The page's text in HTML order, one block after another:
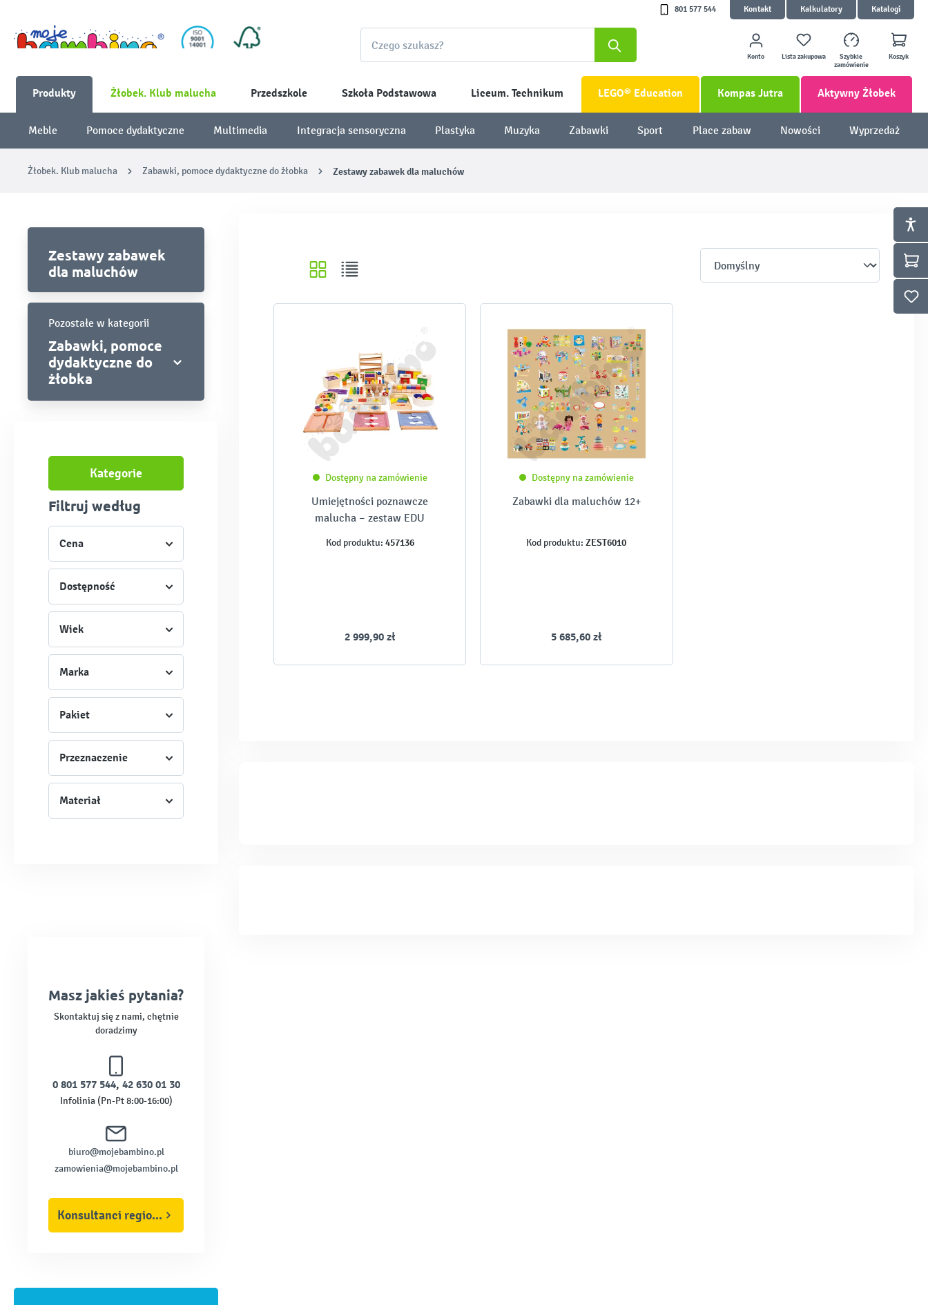
801 577 544 Kontakt Kalkulatory Katalogi
Konto Lista zakupowa
Szybkie
zamówienie
Koszyk
Produkty Żłobek. Klub malucha Przedszkole Szkoła Podstawowa Liceum. Technikum LEGO® Education Kompas Jutra Aktywny Żłobek
Meble Pomoce dydaktyczne Multimedia Integracja sensoryczna Plastyka Muzyka Zabawki Sport Place zabaw Nowości Wyprzedaż
Żłobek. Klub malucha Zabawki, pomoce dydaktyczne do żłobka Zestawy zabawek dla maluchów
Zestawy zabawek
dla maluchów
Pozostałe w kategorii
Zabawki, pomoce
dydaktyczne do
żłobka
Kategorie
Filtruj według
Cena
Dostępność
Wiek
Marka
Pakiet
Przeznaczenie
Materiał
Masz jakieś pytania?
Skontaktuj się z nami, chętnie
doradzimy
0 801 577 544, 42 630 01 30
Infolinia (Pn-Pt 8:00-16:00)
biuro@mojebambino.pl
zamowienia@mojebambino.pl
Konsultanci regionalni
Dostępny na zamówienie
Umiejętności poznawcze
malucha – zestaw EDU
Kod produktu: 457136
2 999,90 zł
Dostępny na zamówienie
Zabawki dla maluchów 12+
Kod produktu: ZEST6010
5 685,60 zł